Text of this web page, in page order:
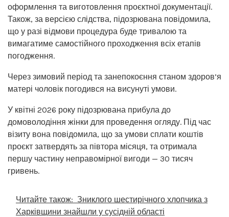
оформлення та виготовлення проєктної документації.
Також, за версією слідства, підозрювана повідомила,
що у разі відмови процедура буде тривалою та
вимагатиме самостійного проходження всіх етапів
погодження.
Через зимовий період та занепокоєння станом здоров’я
матері чоловік погодився на висунуті умови.
У квітні 2026 року підозрювана прибула до
домоволодіння жінки для проведення огляду. Під час
візиту вона повідомила, що за умови сплати коштів
проєкт затвердять за півтора місяця, та отримала
першу частину неправомірної вигоди — 30 тисяч
гривень.
Читайте також: Зниклого шестирічного хлопчика з
Харківщини знайшли у сусідній області